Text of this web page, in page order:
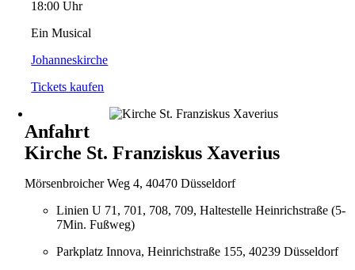
18:00 Uhr
Ein Musical
Johanneskirche
Tickets kaufen
Anfahrt
Kirche St. Franziskus Xaverius
Mörsenbroicher Weg 4, 40470 Düsseldorf
Linien U 71, 701, 708, 709, Haltestelle Heinrichstraße (5-
7Min. Fußweg)
Parkplatz Innova, Heinrichstraße 155, 40239 Düsseldorf